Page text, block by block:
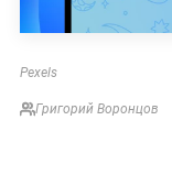
Pexels
Григорий Воронцов